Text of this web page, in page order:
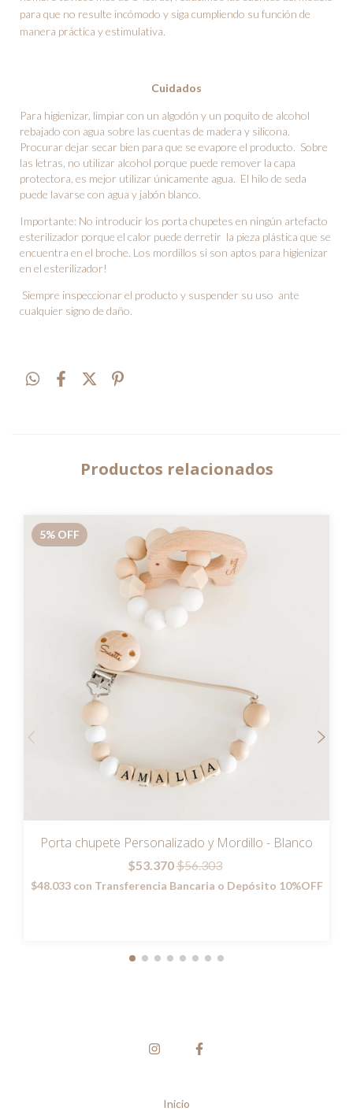
para que no resulte incómodo y siga cumpliendo su función de
manera práctica y estimulativa.
Cuidados
Para higienizar, limpiar con un algodón y un poquito de alcohol
rebajado con agua sobre las cuentas de madera y silicona.
Procurar dejar secar bien para que se evapore el producto. Sobre
las letras, no utilizar alcohol porque puede remover la capa
protectora, es mejor utilizar únicamente agua. El hilo de seda
puede lavarse con agua y jabón blanco.
Importante: No introducir los porta chupetes en ningún artefacto
esterilizador porque el calor puede derretir la pieza plástica que se
encuentra en el broche. Los mordillos si son aptos para higienizar
en el esterilizador!
Siempre inspeccionar el producto y suspender su uso ante
cualquier signo de daño.
Productos relacionados
5% OFF
Porta chupete Personalizado y Mordillo - Blanco
$53.370$56.303
$48.033 con Transferencia Bancaria o Depósito 10%OFF
Inicio